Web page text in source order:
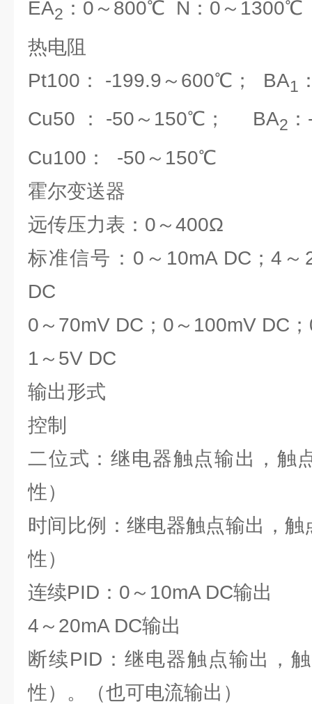
EA2 ：0～800℃ N：0～1300℃
热电阻
Pt100： -199.9～600℃； BA1
Cu50 ： -50～150℃； BA2
Cu100： -50～150℃
霍尔变送器
远传压力表：0～400Ω
标准信号：0～10mA DC；4～
DC
0～70mV DC；0～100mV DC
1～5V DC
输出形式
控制
二位式：继电器触点输出，触
性）
时间比例：继电器触点输出，
性）
连续PID：0～10mA DC输出
4～20mA DC输出
断续PID：继电器触点输出，
性）。（也可电流输出）